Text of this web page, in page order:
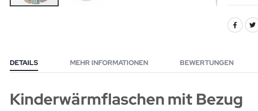
DETAILS
Kinderwärmflaschen mit Bezug
MEHR INFORMATIONEN BEWERTUNGEN